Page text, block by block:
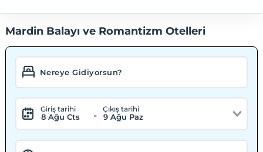
Mardin Balayı ve Romantizm Otelleri
Giriş tarihi
8 Ağu Cts -
Çıkış tarihi
9 Ağu Paz